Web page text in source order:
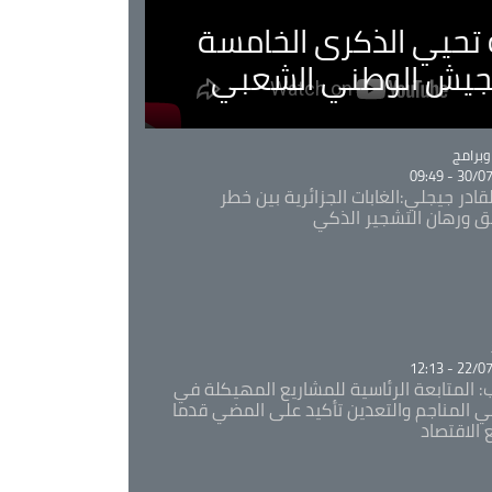
تحيي الذكرى الخامسة
الوطني الشعبي
30/07/
جيجلي:الغابات الجزائرية بين خطر
ورهان التشجير الذكي
22/07/
المتابعة الرئاسية للمشاريع المهيكلة في
المناجم والتعدين تأكيد على المضي قدما
الاقتصاد